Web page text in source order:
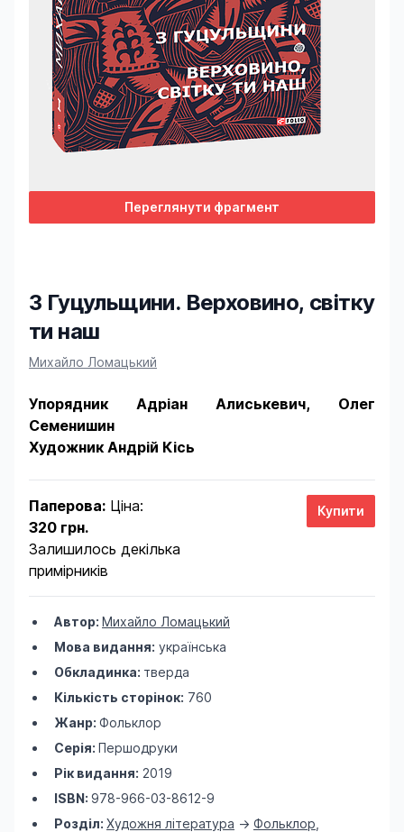
Переглянути фрагмент
З Гуцульщини. Верховино, світку
ти наш
Product information
Михайло Ломацький
Упорядник Адріан Алиськевич, Олег
Семенишин
Художник Андрій Кісь
Паперова: Ціна:
320 грн.
Залишилось декілька
примірників
Автор: Михайло Ломацький
Мова видання: українська
Обкладинка: тверда
Кількість сторінок: 760
Жанр: Фольклор
Серія: Першодруки
Рік видання: 2019
ISBN: 978-966-03-8612-9
Розділ: Художня література -> Фольклор